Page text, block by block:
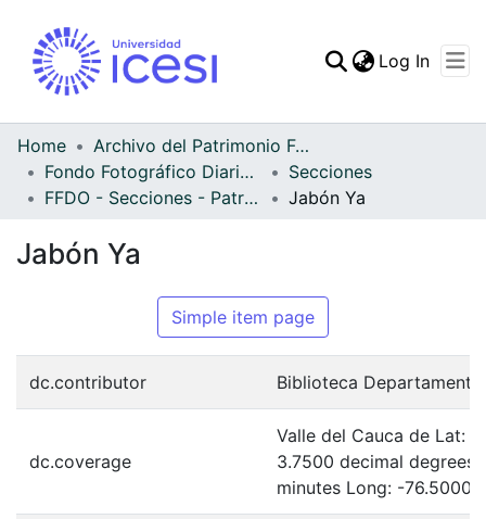
Statistics
Log In
Home
Archivo del Patrimonio Fotográfico y Fílmico del Valle del Cauca
Fondo Fotográfico Diario Occidente
Secciones
FFDO - Secciones - Patrimonial
Jabón Ya
Jabón Ya
Simple item page
dc.contributor Biblioteca
dc.coverage
Valle del Cauca de Lat:
3.7500 decimal degrees
minutes Long: -76.5000